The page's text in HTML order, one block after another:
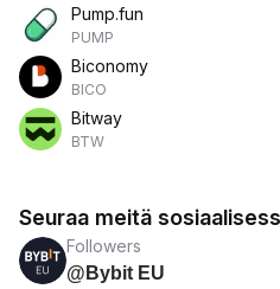
Pump.fun
PUMP
Biconomy
BICO
Bitway
BTW
Seuraa meitä
Followers
@Bybit EU